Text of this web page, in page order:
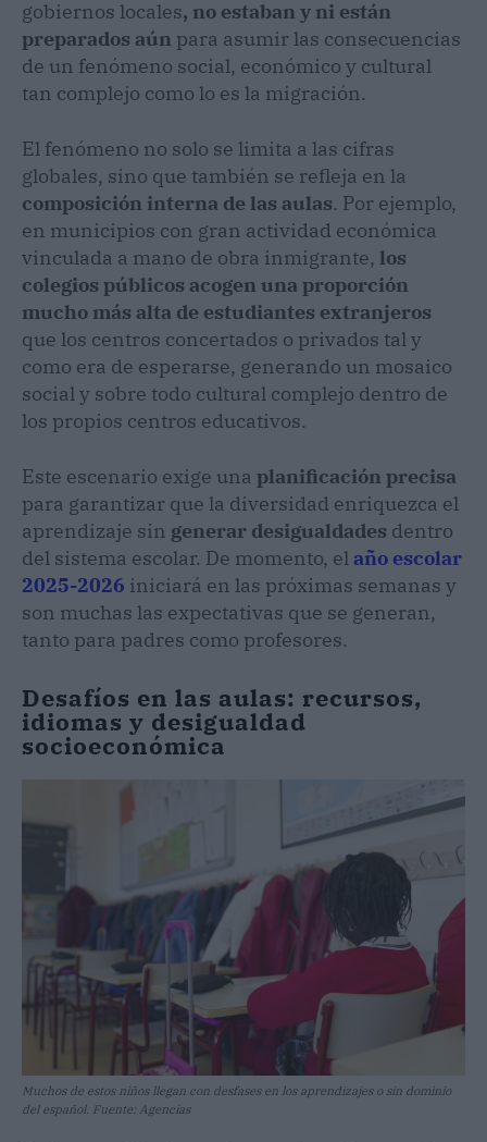
gobiernos locales, no estaban y ni están
preparados aún para asumir las consecuencias
de un fenómeno social, económico y cultural
tan complejo como lo es la migración.
El fenómeno no solo se limita a las cifras
globales, sino que también se refleja en la
composición interna de las aulas. Por ejemplo,
en municipios con gran actividad económica
vinculada a mano de obra inmigrante, los
colegios públicos acogen una proporción
mucho más alta de estudiantes extranjeros
que los centros concertados o privados tal y
como era de esperarse, generando un mosaico
social y sobre todo cultural complejo dentro de
los propios centros educativos.
Este escenario exige una planificación precisa
para garantizar que la diversidad enriquezca el
aprendizaje sin generar desigualdades dentro
del sistema escolar. De momento, elaño escolar
2025-2026 iniciará en las próximas semanas y
son muchas las expectativas que se generan,
tanto para padres como profesores.
Desafíos en las aulas: recursos,
idiomas y desigualdad
socioeconómica
Muchos de estos niños llegan con desfases en los aprendizajes o sin dominio
del español. Fuente: Agencias